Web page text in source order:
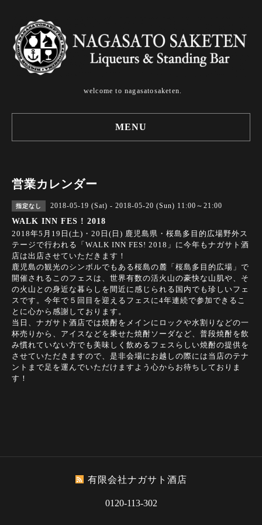
welcome to nagasatosaketen.
MENU
営業カレンダー
指定なし 2018-05-19 (Sat) - 2018-05-20 (Sun) 11:00～21:00
WALK INN FES ! 2018
2018年5月19日(土)・20日(日) 鹿児島県・桜島多目的広場野外ス
テージで行われる「WALK INN FES! 2018」に今年もナガサト酒
店は出店させていただきます！
鹿児島の観光のシンボルでもある桜島の麓「桜島多目的広場」で
開催されるこのフェスは、世界有数の活火山の豪快な山肌や、そ
の火山との身近な暮らしを間近に感じられる国内でも珍しいフェ
スです。今年で５回目を迎えるフェスに4年連続で参加できるこ
とに心から感謝しております。
当日、ナガサト酒店では焼酎をメインにロックや水割りなどの一
杯売りから、アイスなどを乗せた焼酎ソーダなど、普段焼酎を飲
み慣れていない方でも美味しく飲めるフェスらしい焼酎の提供を
させていただきますので、是非会場にお越しの際には当店のテナ
ントまで足を運んでいただけますよう心からお待ちしておりま
す！
有限会社ナガサト酒店
0120-113-302